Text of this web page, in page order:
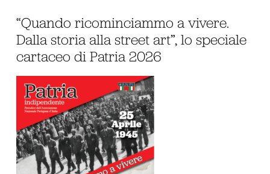
“Quando ricominciammo a vivere.
Dalla storia alla street art”, lo speciale
cartaceo di Patria 2026